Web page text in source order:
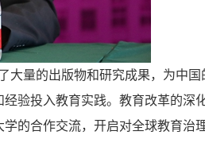
量的出版物和研究成果，为中国
验投入教育实践。教育改革的深
的合作交流，开启对全球教育治